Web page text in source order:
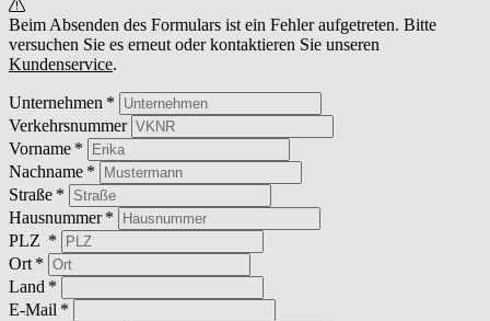
Beim Absenden des Formulars ist ein Fehler aufgetreten. Bitte
versuchen Sie es erneut oder kontaktieren Sie unseren
Kundenservice.
Unternehmen
Verkehrsnummer
Vorname
Nachname
Straße
Hausnummer
PLZ
Ort
Land
E-Mail